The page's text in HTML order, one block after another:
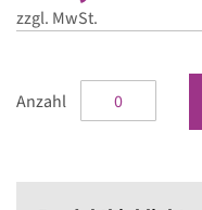
zzgl. MwSt.
Anzahl